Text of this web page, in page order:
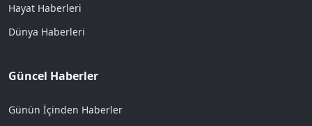
Hayat Haberleri
Dünya Haberleri
Güncel Haberler
Günün İçinden Haberler